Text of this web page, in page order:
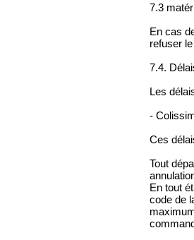
7.3
En cas
refuser
7.4.
Les
-
Ces
Tout
En tout
code de